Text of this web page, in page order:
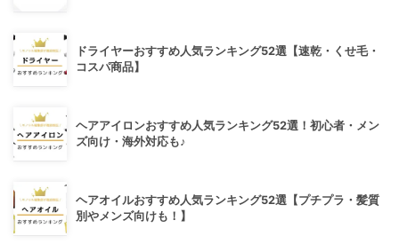
ドライヤーおすすめ人気ランキング52選【速乾・くせ毛・
コスパ商品】
ヘアアイロンおすすめ人気ランキング52選！初心者・メン
ズ向け・海外対応も♪
ヘアオイルおすすめ人気ランキング52選【プチプラ・髪質
別やメンズ向けも！】